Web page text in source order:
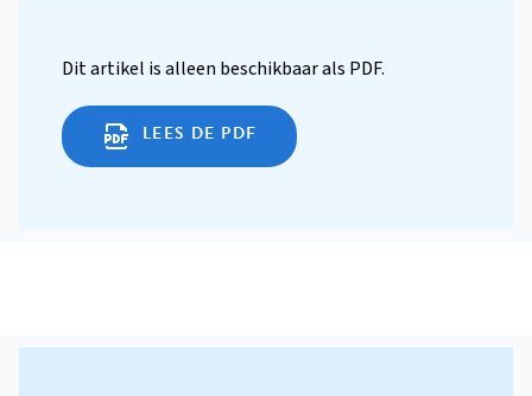
Dit artikel is alleen beschikbaar als PDF.
LEES DE PDF